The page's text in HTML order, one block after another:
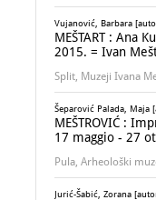
Vujanović, Barbara
MEŠTART : Ana
2015. = Ivan
Split, Muzeji Ivana
Šeparović Palada, Maja
MEŠTROVIĆ :
17 maggio - 27
Pula, Arheološki
Jurić-Šabić, Zorana